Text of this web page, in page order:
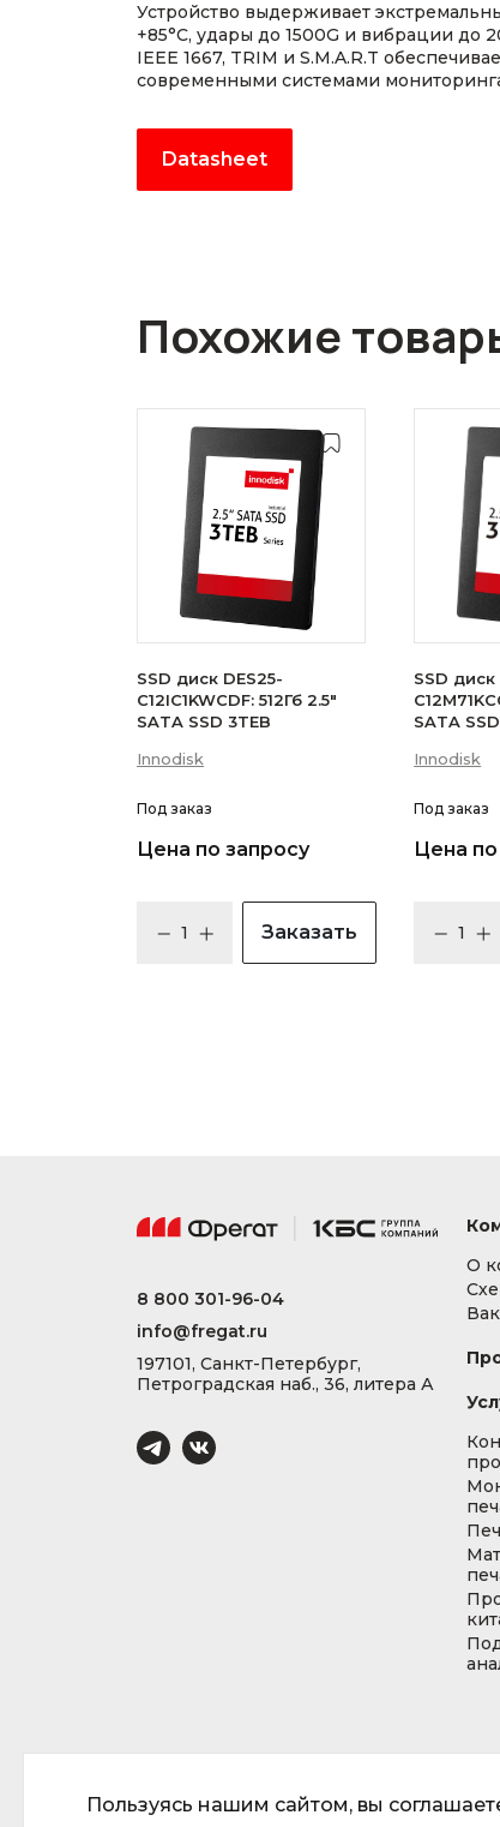
Устройство выдерживает
+85°C, удары до 1500G и вибрации до
IEEE 1667, TRIM и S.M.A.R.T
современными системами
Datasheet
Похожие
SSD диск DES25-
C12IC1KWCDF: 512Гб 2.5"
SATA SSD 3TEB
Innodisk
Под заказ
Цена по запросу
Заказать
SSD диск
SATA
Innodisk
Под заказ
Цена
Пользуясь нашим сайтом, вы
8 800 301-96-04
info@fregat.ru
197101, Санкт-Петербург,
Петроградская наб., 36, литера А
О